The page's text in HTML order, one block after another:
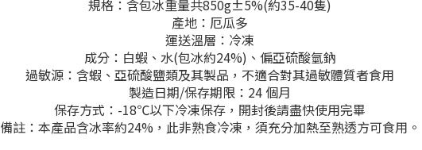
規格：含包冰重量共850g±5%(約35-40隻)
產地：厄瓜多
運送溫層：冷凍
成分： 白蝦、水(包冰約24%)、偏亞硫酸氫鈉
過敏源：含蝦、亞硫酸鹽類及其製品，不適合對其過敏體質者食用
製造日期/保存期限：24 個月
保存方式：-18℃以下冷凍保存，開封後請盡快使用完畢
備註：本產品含冰率約24% ， 此非熟食冷凍，須充分加熱至熟透方可食用。